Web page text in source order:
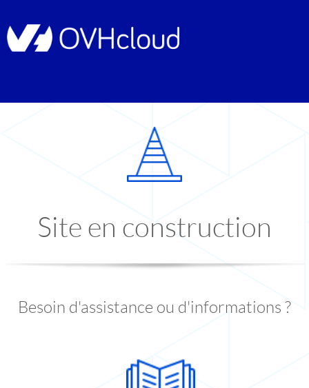
Site en construction
Besoin d'assistance ou d'informations ?